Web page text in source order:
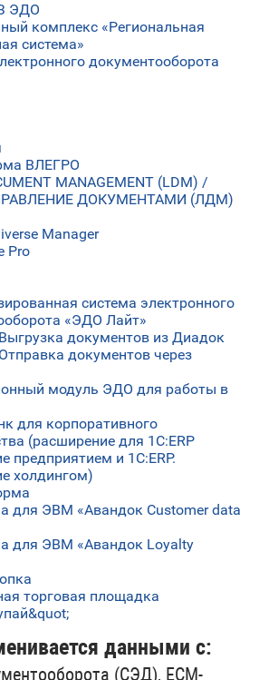
ЭДО
комплекс «Региональная
система»
документооборота
ВЛЕГРО
MANAGEMENT (LDM) /
ДОКУМЕНТАМИ (ЛДМ)
Manager
Pro
система электронного
«ЭДО Лайт»
документов из Диадок
документов через
модуль ЭДО для работы в
для корпоративного
(расширение для 1С:ERP
предприятием и 1С:ERP.
холдингом)
для ЭВМ «Авандок Customer data
для ЭВМ «Авандок Loyalty
торговая площадка
данными с:
(СЭД), ECM-